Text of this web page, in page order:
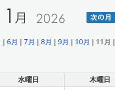
| 6月 | 7月 | 8月 | 9月 | 10月 | 11月 |
水曜日 木曜日